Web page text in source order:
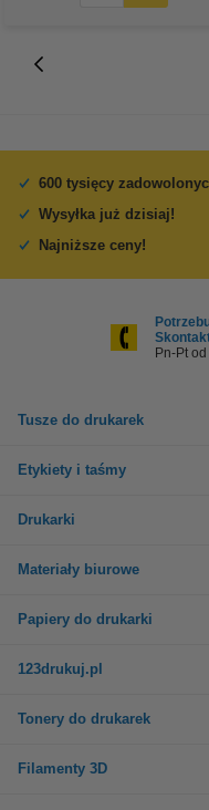
600 tysięcy
Wysyłka już dzisiaj!
Najniższe ceny!
Pn-Pt
Tusze do drukarek
Etykiety i taśmy
Drukarki
Materiały biurowe
Papiery do drukarki
123drukuj.pl
Tonery do drukarek
Filamenty 3D